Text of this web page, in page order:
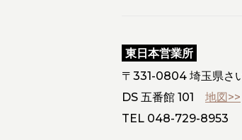
東日本営業所
〒331-0804 埼玉県さ
DS 五番館 101 地図>>
TEL 048-729-8953